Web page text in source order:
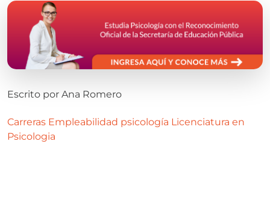
Escrito por Ana Romero
Carreras Empleabilidad psicología Licenciatura en
Psicologia